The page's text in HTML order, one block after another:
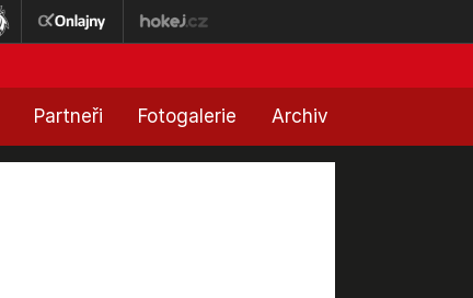
Partneři Fotogalerie Archiv